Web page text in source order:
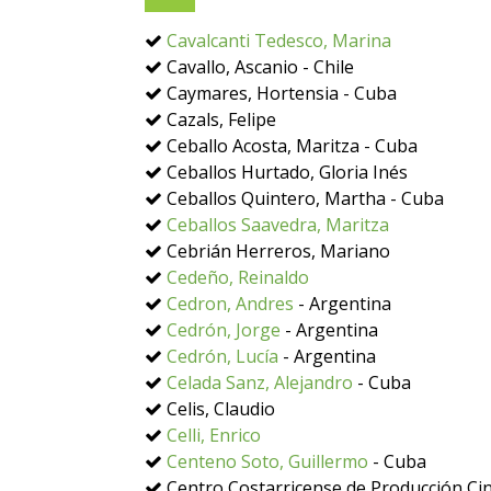
Cavalcanti Tedesco, Marina
Cavallo, Ascanio - Chile
Caymares, Hortensia - Cuba
Cazals, Felipe
Ceballo Acosta, Maritza - Cuba
Ceballos Hurtado, Gloria Inés
Ceballos Quintero, Martha - Cuba
Ceballos Saavedra, Maritza
Cebrián Herreros, Mariano
Cedeño, Reinaldo
Cedron, Andres - Argentina
Cedrón, Jorge - Argentina
Cedrón, Lucía - Argentina
Celada Sanz, Alejandro - Cuba
Celis, Claudio
Celli, Enrico
Centeno Soto, Guillermo - Cuba